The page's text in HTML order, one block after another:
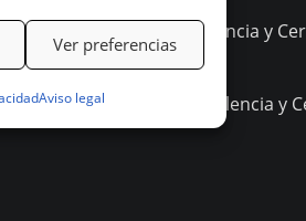
Ver preferencias
Aviso legal
Internacional de Excelencia y
Internacional de Excelencia y